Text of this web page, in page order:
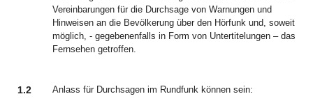
Vereinbarungen für die Durchsage von Warnungen und
Hinweisen an die Bevölkerung über den Hörfunk und, soweit
möglich, ‑ gegebenenfalls in Form von Untertitelungen – das
Fernsehen getroffen.
1.2 Anlass für Durchsagen im Rundfunk können sein: